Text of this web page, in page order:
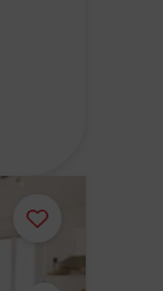
Ajouter
ou